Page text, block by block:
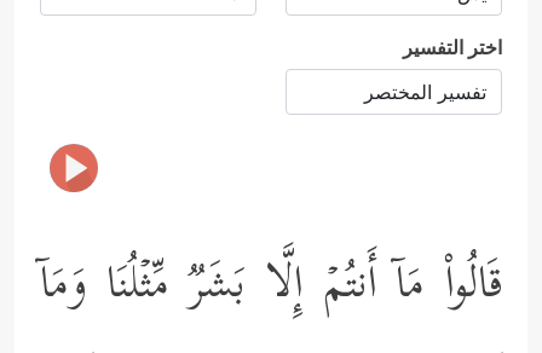
اختر التفسير
قَالُواْ مَاۤ أَنتُمۡ إِلَّا بَشَرࣱ مِّثۡلُنَا وَمَاۤ